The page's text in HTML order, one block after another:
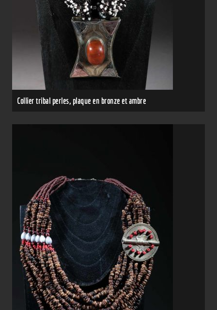
Collier tribal perles, plaque en bronze et ambre